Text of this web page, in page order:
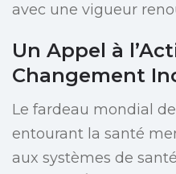
avec une vigueur
Un Appel à
Changement
Le fardeau mondial
entourant la santé
aux systèmes de